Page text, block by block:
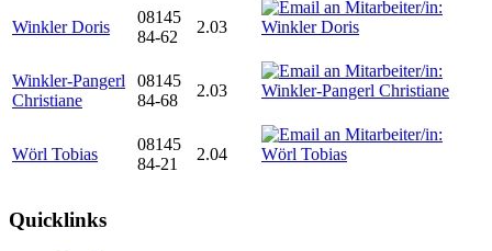
Winkler Doris
08145
84-62
2.03
Winkler-Pangerl
Christiane
08145
84-68
2.03
Wörl Tobias
08145
84-21
2.04
Quicklinks